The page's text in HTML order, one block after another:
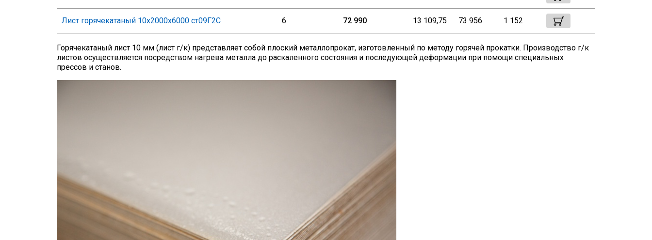
Лист горячекатаный 10х2000х6000 ст09Г2С 6 72 990 13 109,75 73 956 1 152
Горячекатаный лист 10 мм (лист г/к) представляет собой плоский металлопрокат, изготовленный по методу горячей прокатки. Производство г/к
листов осуществляется посредством нагрева металла до раскаленного состояния и последующей деформации при помощи специальных
прессов и станов.